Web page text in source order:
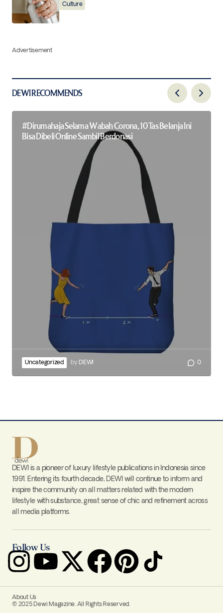
Culture
Advertisement
DEWI RECOMMENDS
#Dirumahaja Selama Wabah Corona, 10 Tas Belanja Ini
Bisa Dibeli Online Sambil Berdonasi
Uncategorized by DEWI 0
DEWI is a pioneer of luxury lifestyle publications in Indonesia since
1991. Entering its fourth decade, DEWI will continue to inform and
inspire the community on all matters related with the modern
lifestyle with substance, great sense of chic and refinement across
all media platforms.
Follow Us
About Us
© 2025 Dewi Magazine. All Rights Reserved.